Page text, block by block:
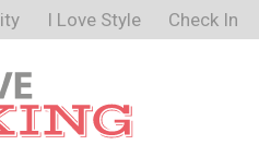
I Love Style Check In